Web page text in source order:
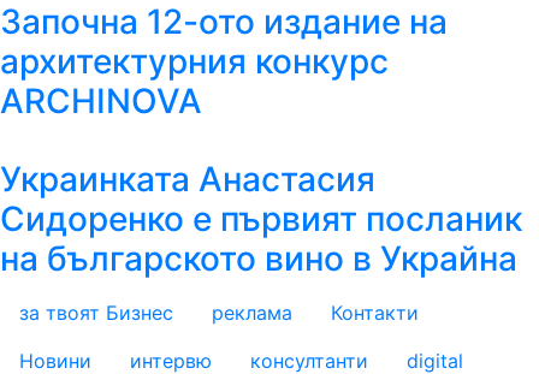
Започна 12-ото издание на
архитектурния конкурс
ARCHINOVA
Украинката Анастасия
Сидоренко е първият посланик
на българското вино в Украйна
за твоят Бизнес реклама Контакти
footer_statii
Новини интервю консултанти digital